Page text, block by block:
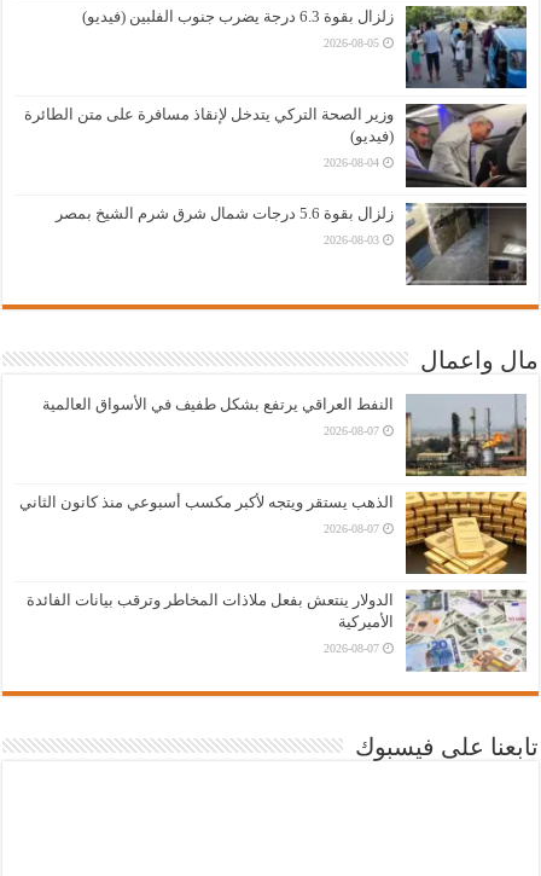
زلزال بقوة 6.3 درجة يضرب جنوب الفلبين (فيديو)
2026-08-05
وزير الصحة التركي يتدخل لإنقاذ مسافرة على متن الطائرة
(فيديو)
2026-08-04
زلزال بقوة 5.6 درجات شمال شرق شرم الشيخ بمصر
2026-08-03
مال واعمال
النفط العراقي يرتفع بشكل طفيف في الأسواق العالمية
2026-08-07
الذهب يستقر ويتجه لأكبر مكسب أسبوعي منذ كانون الثاني
2026-08-07
الدولار ينتعش بفعل ملاذات المخاطر وترقب بيانات الفائدة
الأميركية
2026-08-07
تابعنا على فيسبوك